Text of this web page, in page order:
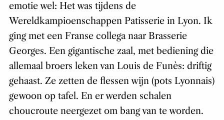
emotie wel: Het was tijdens de
Wereldkampioenschappen Patisserie in Lyon. Ik
ging met een Franse collega naar Brasserie
Georges. Een gigantische zaal, met bediening die
allemaal broers leken van Louis de Funès: driftig
gehaast. Ze zetten de flessen wijn (pots Lyonnais)
gewoon op tafel. En er werden schalen
choucroute neergezet om bang van te worden.